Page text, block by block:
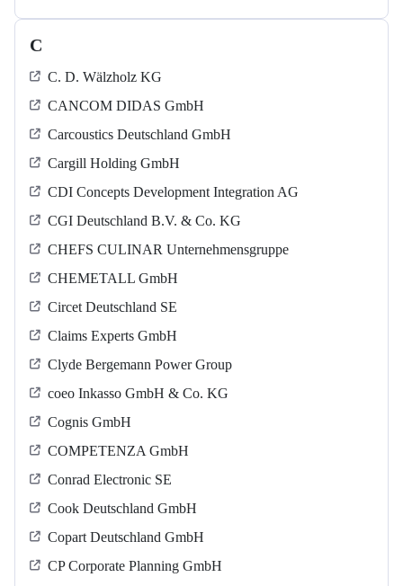
C
C. D. Wälzholz KG
CANCOM DIDAS GmbH
Carcoustics Deutschland GmbH
Cargill Holding GmbH
CDI Concepts Development Integration AG
CGI Deutschland B.V. & Co. KG
CHEFS CULINAR Unternehmensgruppe
CHEMETALL GmbH
Circet Deutschland SE
Claims Experts GmbH
Clyde Bergemann Power Group
coeo Inkasso GmbH & Co. KG
Cognis GmbH
COMPETENZA GmbH
Conrad Electronic SE
Cook Deutschland GmbH
Copart Deutschland GmbH
CP Corporate Planning GmbH